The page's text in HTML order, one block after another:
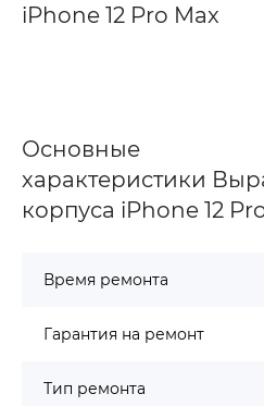
iPhone 12 Pro Max
Основные
характеристики
корпуса iPhone 12
Время ремонта
Гарантия на ремонт
Тип ремонта